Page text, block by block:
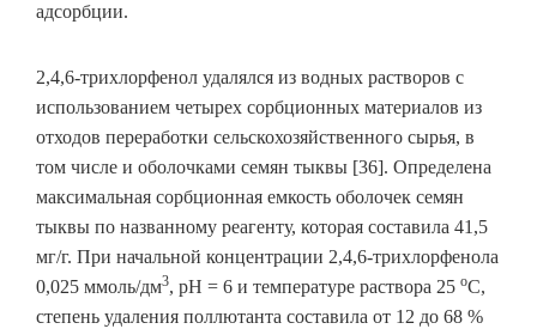
адсорбции.
2,4,6-трихлорфенол удалялся из водных растворов с
использованием четырех сорбционных материалов из
отходов переработки сельскохозяйственного сырья, в
том числе и оболочками семян тыквы [36]. Определена
максимальная сорбционная емкость оболочек семян
тыквы по названному реагенту, которая составила 41,5
мг/г. При начальной концентрации 2,4,6-трихлорфенола
0,025 ммоль/дм3, рН = 6 и температуре раствора 25 оС,
степень удаления поллютанта составила от 12 до 68 %